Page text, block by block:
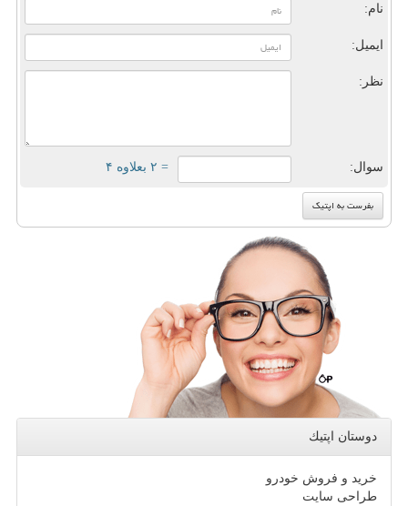
نام:
ایمیل:
نظر:
سوال: = ۲ بعلاوه ۴
دوستان اپتیك
خرید و فروش خودرو
طراحی سایت